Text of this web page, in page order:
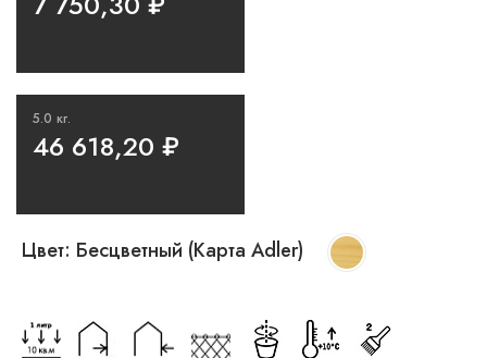
5.0 кг.
46 618,20 ₽
Цвет: Бесцветный (Карта Adler)